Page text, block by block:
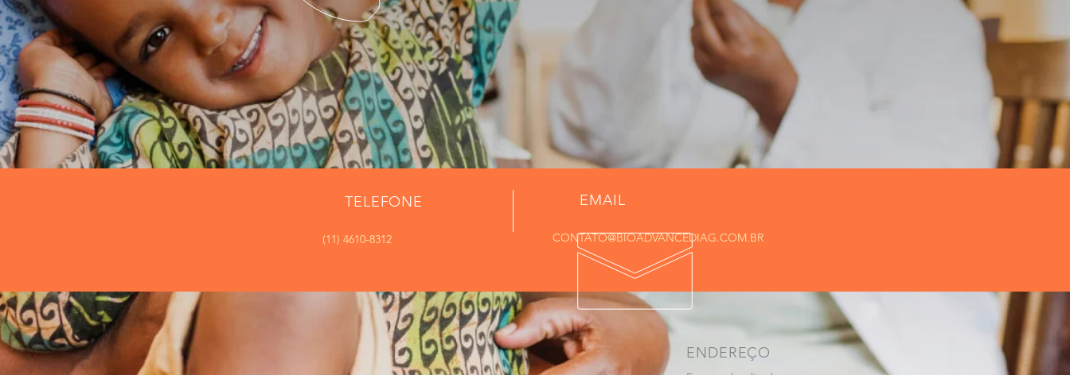
TELEFONE
(11) 4610-8312
EMAIL
CONTATO@BIOADVANCEDIAG.COM.BR
ENDEREÇO